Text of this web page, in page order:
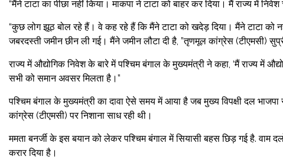
“मैंने टाटा का पीछा नहीं किया। माकपा ने टाटा को बाहर कर दिया। मैं राज्य में निवेश
“कुछ लोग झूठ बोल रहे हैं। वे कह रहे हैं कि मैंने टाटा को खदेड़ दिया। मैंने टाटा को
जबरदस्ती जमीन छीन ली गई। मैंने जमीन लौटा दी है, ”तृणमूल कांग्रेस (टीएमसी)
राज्य में औद्योगिक निवेश के बारे में पश्चिम बंगाल के मुख्यमंत्री ने कहा, ‘मैं राज्य में
सभी को समान अवसर मिलता है।”
पश्चिम बंगाल के मुख्यमंत्री का दावा ऐसे समय में आया है जब मुख्य विपक्षी दल
कांग्रेस (टीएमसी) पर निशाना साध रही थी।
ममता बनर्जी के इस बयान को लेकर पश्चिम बंगाल में सियासी बहस छिड़ गई है. वाम
करार दिया है।